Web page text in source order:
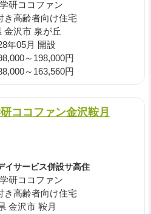
研ココファン
き高齢者向け住宅
金沢市 泉が丘
年05月 開設
～198,000円
～163,560円
ココファン金沢鞍月
イサービス併設サ高住
研ココファン
き高齢者向け住宅
金沢市 鞍月